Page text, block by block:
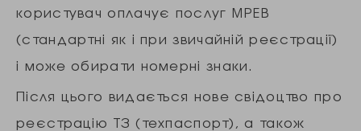
користувач оплачує послуг МРЕВ
(стандартні як і при звичайній реєстрації)
і може обирати номерні знаки.
Після цього видається нове свідоцтво про
реєстрацію ТЗ (техпаспорт), а також